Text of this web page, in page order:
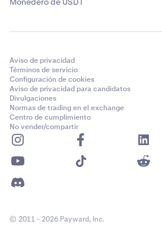
Aviso de privacidad
Términos de servicio
Configuración de cookies
Aviso de privacidad para candidatos
Divulgaciones
Normas de trading en el exchange
Centro de cumplimiento
No vender/compartir
© 2011 - 2026 Payward, Inc.